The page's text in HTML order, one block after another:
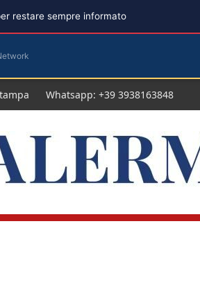
Whatsapp: +39 3938163848
restare sempre informato